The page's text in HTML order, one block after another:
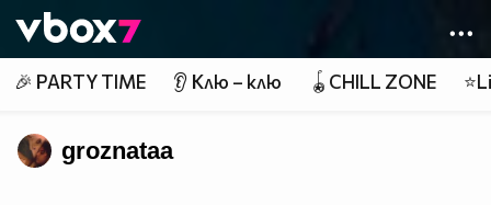
👾
🎉 PARTY TIME 👂 Клю – клю 🪀CHILL ZONE
groznataa